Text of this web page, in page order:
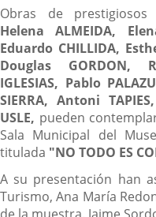
Descripción
Obras de
Helena ALMEIDA,
Eduardo CHILLIDA,
Douglas GORDON,
IGLESIAS, Pablo
SIERRA, Antoni
USLE, pueden
Sala Municipal del
titulada "NO TODO ES
A su presentación han
Turismo, Ana María